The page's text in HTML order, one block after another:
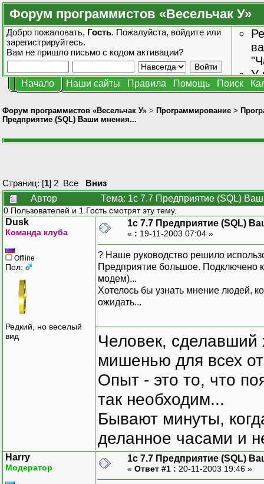
Форум программистов «Весельчак У»
Добро пожаловать, Гость. Пожалуйста, войдите или
зарегистрируйтесь.
Вам не пришло письмо с кодом активации?
У
Начало Наши сайты Правила Помощь Поиск
Форум программистов «Весельчак У» > Программирование >
Предприятие (SQL) Ваши мнения...
Страниц: [1] 2 Все
Вниз
Автор
Тема: 1с 7.7 Предприятие (SQL)
0 Пользователей и 1 Гость смотрят эту тему.
Dusk
Команда клуба
Offline
Пол:
Редкий, но веселый
вид
1с 7.7 Предприятие (SQL)
« : 19-11-2003 07:04 »
? Наше руководство решило
Предприятие большое. Подключено
модем)...
Хотелось бы узнать мнение людей,
ожидать...
Человек, сделавший
мишенью для всех
Опыт - это то, что
так необходим...
Бывают минуты,
деланное часами и
Harry
Модератор
1с 7.7 Предприятие (SQL)
« Ответ #1 : 20-11-2003 19:46 »